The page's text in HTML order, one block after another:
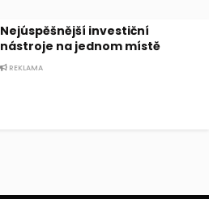
Nejúspěšnější investiční
nástroje na jednom místě
REKLAMA